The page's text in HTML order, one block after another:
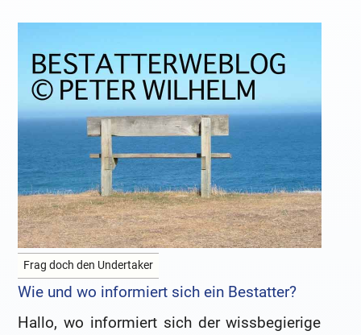
Frag doch den Undertaker
Wie und wo informiert sich ein Bestatter?
Hallo, wo informiert sich der wissbegierige